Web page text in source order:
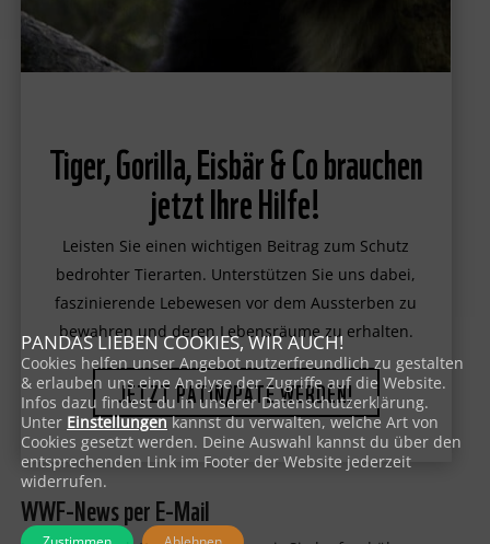
Tiger, Gorilla, Eisbär & Co brauchen
jetzt Ihre Hilfe!
Leisten Sie einen wichtigen Beitrag zum Schutz
bedrohter Tierarten. Unterstützen Sie uns dabei,
faszinierende Lebewesen vor dem Aussterben zu
bewahren und deren Lebensräume zu erhalten.
JETZT PATIN/PATE WERDEN!
WWF-News per E-Mail
PANDAS LIEBEN COOKIES, WIR AUCH!
Cookies helfen unser Angebot nutzerfreundlich zu gestalten
& erlauben uns eine Analyse der Zugriffe auf die Website.
Infos dazu findest du in unserer Datenschutzerklärung.
Unter Einstellungen kannst du verwalten, welche Art von
Cookies gesetzt werden. Deine Auswahl kannst du über den
entsprechenden Link im Footer der Website jederzeit
widerrufen.